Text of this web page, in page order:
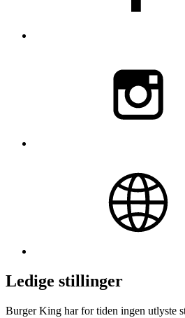
Ledige stillinger
Burger King har for tiden ingen utlyste